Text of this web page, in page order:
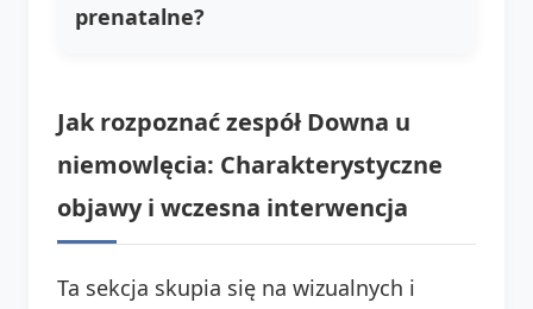
prenatalne?
Jak rozpoznać zespół Downa u
niemowlęcia: Charakterystyczne
objawy i wczesna interwencja
Ta sekcja skupia się na wizualnych i